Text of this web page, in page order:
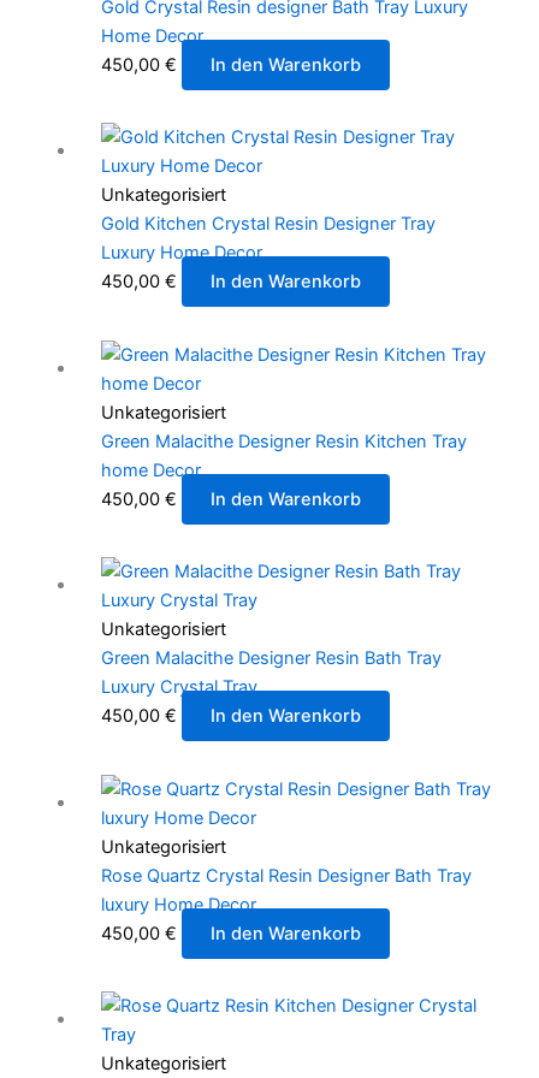
Gold Crystal Resin designer Bath Tray Luxury
Home Decor
450,00 € In den Warenkorb
Unkategorisiert
Gold Kitchen Crystal Resin Designer Tray
Luxury Home Decor
450,00 € In den Warenkorb
Unkategorisiert
Green Malacithe Designer Resin Kitchen Tray
home Decor
450,00 € In den Warenkorb
Unkategorisiert
Green Malacithe Designer Resin Bath Tray
Luxury Crystal Tray
450,00 € In den Warenkorb
Unkategorisiert
Rose Quartz Crystal Resin Designer Bath Tray
luxury Home Decor
450,00 € In den Warenkorb
Unkategorisiert